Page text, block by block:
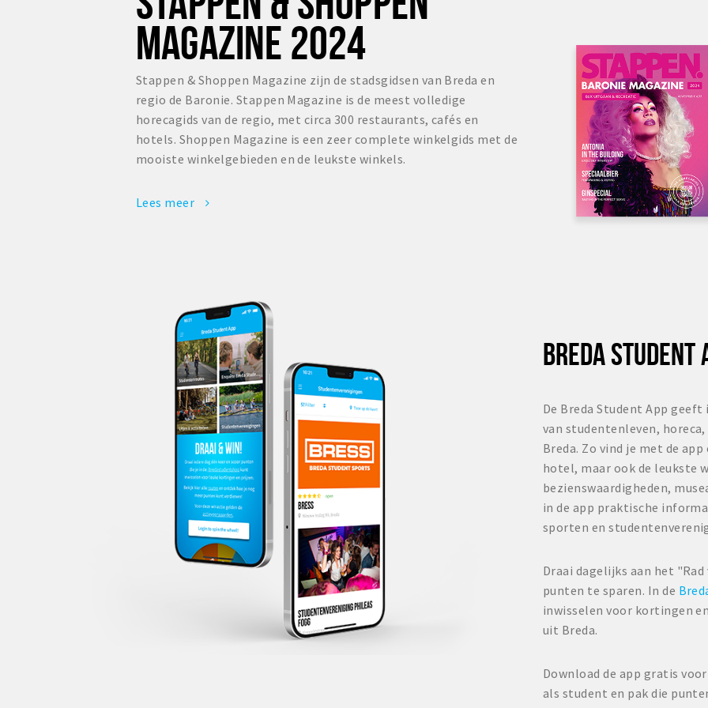
MAGAZINE 2024
Stappen & Shoppen Magazine zijn de stadsgidsen van Breda en
regio de Baronie. Stappen Magazine is de meest volledige
horecagids van de regio, met circa 300 restaurants, cafés en
hotels. Shoppen Magazine is een zeer complete winkelgids met de
mooiste winkelgebieden en de leukste winkels.
Lees meer
BREDA STUDENT
De Breda Student App
van studentenleven,
Breda. Zo vind je met de
hotel, maar ook de leukste
bezienswaardigheden,
in de app praktische
sporten en
Draai dagelijks aan het
punten te sparen. In de
inwisselen voor kortingen
uit Breda.
Download de app gratis
als student en pak die